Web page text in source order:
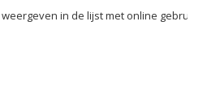
in de lijst met online gebruikers